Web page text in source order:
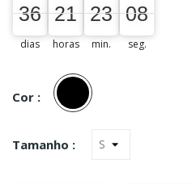
36
36
00
dias
21
21
00
horas
23
23
00
min.
08
08
09
seg.
Cor :
Preto
Tamanho :